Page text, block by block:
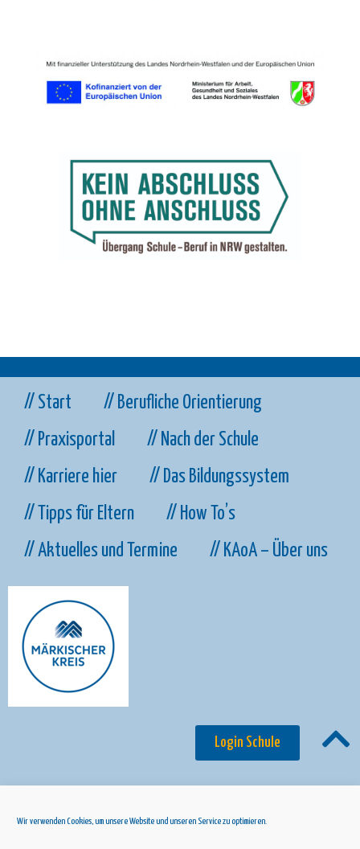
Wir verwenden Cookies, um unsere Website und unseren Service zu optimieren.
// Start
// Berufliche Orientierung
// Praxisportal
// Nach der Schule
// Karriere hier
// Das Bildungssystem
// Tipps für Eltern
// How To’s
// Aktuelles und Termine
// KAoA – Über uns
Login Schule